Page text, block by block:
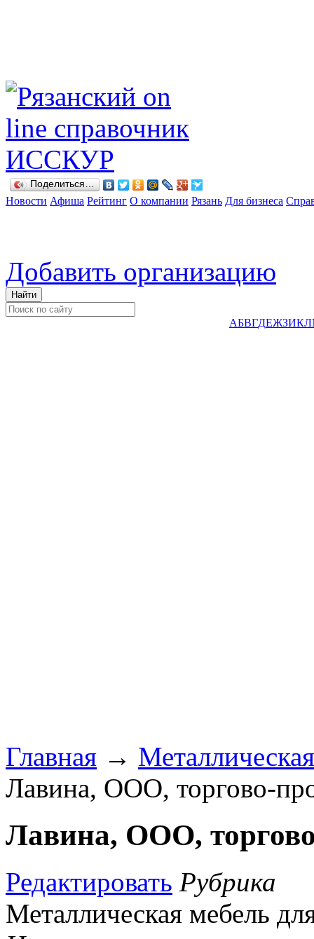
Поделиться…
Новости Афиша Рейтинг О компании Рязань Для бизнеса
Добавить организацию
АБВГДЕЖЗИКЛ
Главная →
Лавина, ООО, торгово-
Лавина, ООО,
Редактировать Рубрика
Металлическая мебель